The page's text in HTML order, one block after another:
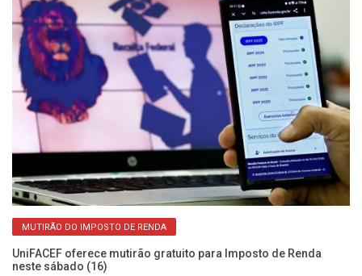
MUTIRÃO DO IMPOSTO DE RENDA
UniFACEF oferece mutirão gratuito para Imposto de Renda
neste sábado (16)